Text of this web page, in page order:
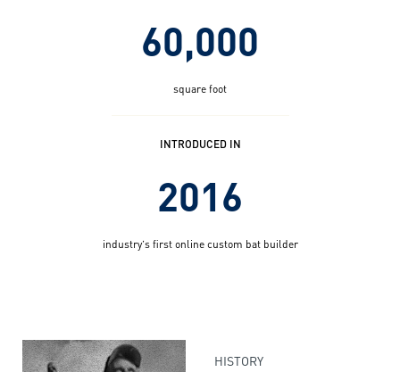
60,000
square foot
INTRODUCED IN
2016
industry’s first online custom bat builder
HISTORY